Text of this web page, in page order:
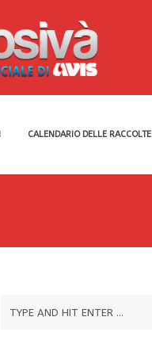
CALENDARIO DELLE RACCOLTE